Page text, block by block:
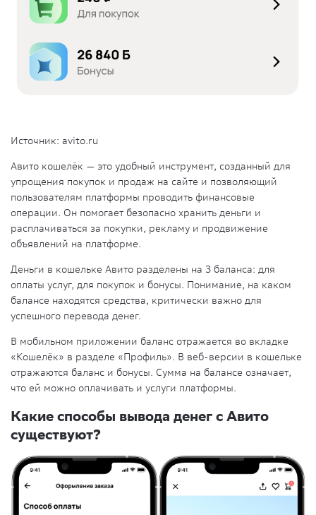
Источник: avito.ru
Авито кошелёк — это удобный инструмент, созданный для
упрощения покупок и продаж на сайте и позволяющий
пользователям платформы проводить финансовые
операции. Он помогает безопасно хранить деньги и
расплачиваться за покупки, рекламу и продвижение
объявлений на платформе.
Деньги в кошельке Авито разделены на 3 баланса: для
оплаты услуг, для покупок и бонусы. Понимание, на каком
балансе находятся средства, критически важно для
успешного перевода денег.
В мобильном приложении баланс отражается во вкладке
«Кошелёк» в разделе «Профиль». В веб-версии в кошельке
отражаются баланс и бонусы. Сумма на балансе означает,
что ей можно оплачивать и услуги платформы.
Какие способы вывода денег с Авито
существуют?